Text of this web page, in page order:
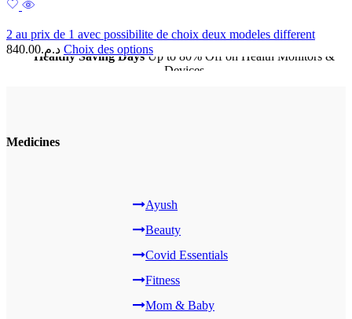
2 au prix de 1 avec possibilite de choix deux modeles different
د.م.840.00 Choix des options
Healthy Saving DaysUp to 80% Off on Health Monitors &
Devices
Medicines
Ayush
Beauty
Covid Essentials
Fitness
Mom & Baby